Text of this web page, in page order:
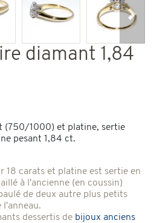
diamant 1,84
(750/1000) et platine, sertie
pesant 1,84 ct.
18 carats et platine est sertie en
à l'ancienne (en coussin)
de deux autre plus petits
l'anneau.
dessertis de bijoux anciens